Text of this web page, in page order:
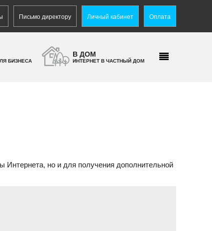
Письмо директору Личный кабинет Оплата
БИЗНЕСА
В ДОМ
ИНТЕРНЕТ В ЧАСТНЫЙ ДОМ
Интернета, но и для получения дополнительной